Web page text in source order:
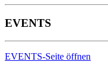
EVENTS
EVENTS-Seite öffnen